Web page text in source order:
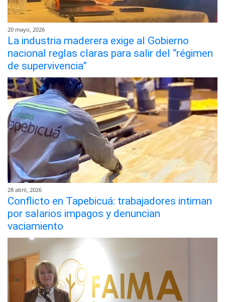
20 mayo, 2026
La industria maderera exige al Gobierno
nacional reglas claras para salir del “régimen
de supervivencia”
28 abril, 2026
Conflicto en Tapebicuá: trabajadores intiman
por salarios impagos y denuncian
vaciamiento